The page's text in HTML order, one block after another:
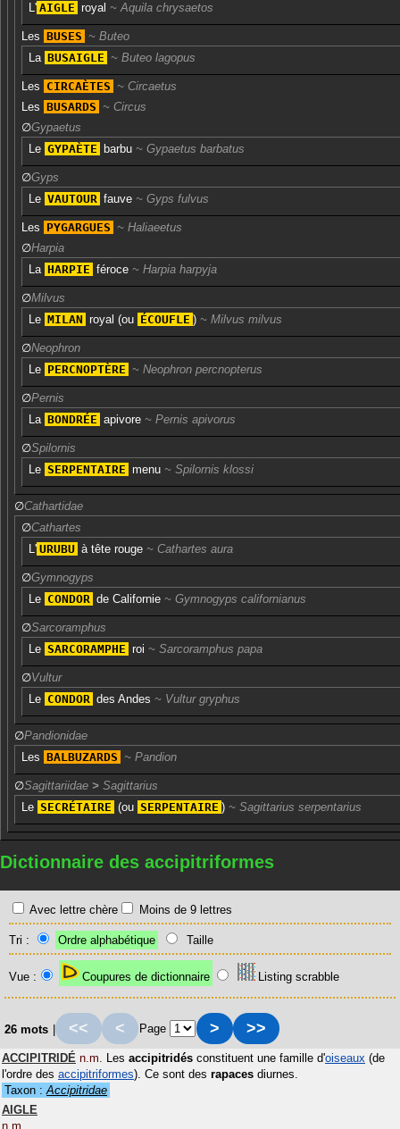
L' AIGLE royal Aquila chrysaetos
Les BUSES
Buteo
La BUSAIGLE Buteo lagopus
Les CIRCAÈTES
Circaetus
Les BUSARDS
Circus
∅Gypaetus
Le GYPAÈTE barbu Gypaetus barbatus
∅Gyps
Le VAUTOUR fauve Gyps fulvus
Les PYGARGUES
Haliaeetus
∅Harpia
La HARPIE féroce Harpia harpyja
∅Milvus
Le MILAN royal (ou ÉCOUFLE ) Milvus milvus
∅Neophron
Le PERCNOPTÈRE Neophron percnopterus
∅Pernis
La BONDRÉE apivore Pernis apivorus
∅Spilornis
Le SERPENTAIRE menu Spilornis klossi
∅Cathartidae
∅Cathartes
L' URUBU à tête rouge Cathartes aura
∅Gymnogyps
Le CONDOR de Californie Gymnogyps californianus
∅Sarcoramphus
Le SARCORAMPHE roi Sarcoramphus papa
∅Vultur
Le CONDOR des Andes Vultur gryphus
∅Pandionidae
Les BALBUZARDS Pandion
∅Sagittariidae > Sagittarius
Le SECRÉTAIRE (ou SERPENTAIRE ) Sagittarius serpentarius
Dictionnaire des accipitriformes
Avec lettre chère Moins de 9 lettres
Tri : Ordre alphabétique Taille
Vue : Coupures de dictionnaire Listing scrabble
26 mots << < Page > >>
ACCIPITRIDÉ n.m. Les accipitridés constituent une famille d'oiseaux (de
l'ordre des accipitriformes). Ce sont des rapaces diurnes.
Taxon :Accipitridae
AIGLE
n.m.